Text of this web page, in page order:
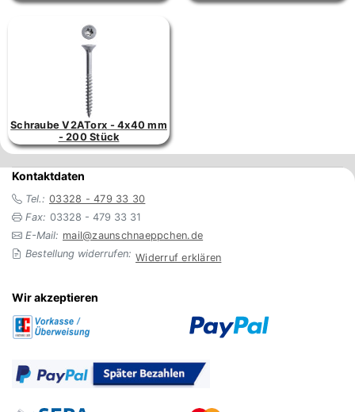
Schraube V2ATorx - 4x40 mm
- 200 Stück
Kontaktdaten
Tel.: 03328 - 479 33 30
Fax: 03328 - 479 33 31
E-Mail: mail@zaunschnaeppchen.de
Bestellung widerrufen: Widerruf erklären
Wir akzeptieren